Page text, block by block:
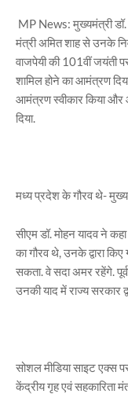
MP News: मुख्यमंत्री डॉ.
मंत्री अमित शाह से उनके
वाजपेयी की 101वीं जयंती
शामिल होने का आमंत्रण
आमंत्रण स्वीकार किया और
दिया.
मध्य प्रदेश के गौरव थे-
सीएम डॉ. मोहन यादव ने
का गौरव थे, उनके द्वारा किए
सकता. वे सदा अमर रहेंगे.
उनकी याद में राज्य सरकार
सोशल मीडिया साइट एक्स
केंद्रीय गृह एवं सहकारिता